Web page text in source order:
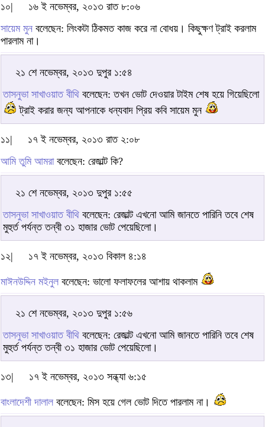
১০|
১৬ ই নভেম্বর, ২০১৩ রাত ৮:০৬
সায়েম মুন বলেছেন: লিংকটা ঠিকমত কাজ করে না বোধয়। কিছুক্ষণ ট্রাই করলাম
পারলাম না।
২১ শে নভেম্বর, ২০১৩ দুপুর ১:৫৪
তাসনুভা সাখাওয়াত বীথি বলেছেন: তখন ভোট দেওয়ার টাইম শেষ হয়ে গিয়েছিলো
ট্রাই করার জন্য আপনাকে ধন্যবাদ প্রিয় কবি সায়েম মুন
১১|
১৭ ই নভেম্বর, ২০১৩ রাত ২:০৮
আমি তুমি আমরাবলেছেন: রেজাল্ট কি?
২১ শে নভেম্বর, ২০১৩ দুপুর ১:৫৫
তাসনুভা সাখাওয়াত বীথি বলেছেন: রেজাল্ট এখনো আমি জানতে পারিনি তবে শেষ
মুহুর্ত পর্যন্ত তন্বী ৩১ হাজার ভোট পেয়েছিলো।
১২| ১৭ ই নভেম্বর, ২০১৩ বিকাল ৪:১৪
মাঈনউদ্দিন মইনুল বলেছেন: ভালো ফলাফলের আশায় থাকলাম
২১ শে নভেম্বর, ২০১৩ দুপুর ১:৫৬
তাসনুভা সাখাওয়াত বীথি বলেছেন: রেজাল্ট এখনো আমি জানতে পারিনি তবে শেষ
মুহুর্ত পর্যন্ত তন্বী ৩১ হাজার ভোট পেয়েছিলো।
১৩| ১৭ ই নভেম্বর, ২০১৩ সন্ধ্যা ৬:১৫
বাংলাদেশী দালাল বলেছেন: মিস হয়ে গেল ভোট দিতে পারলাম না।